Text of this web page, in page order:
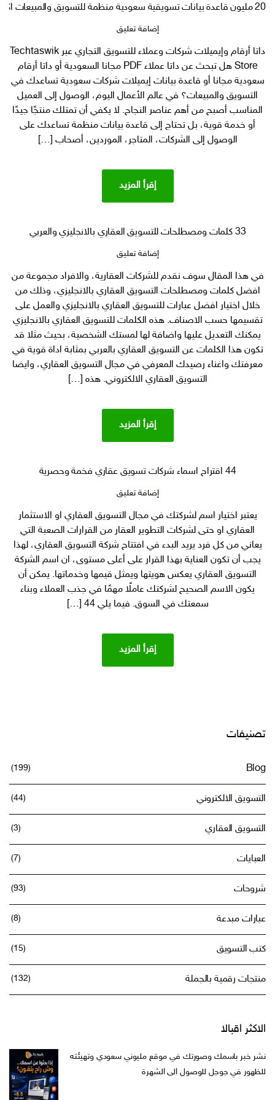
20 مليون قاعدة بيانات تسويقية سعودية منظمة للتسويق والمبيعات اكثر من 20 جيغا داتا خليجية جديدة
إضافة تعليقعلى
مليون
قاعدة
بيانات
تسويقية
سعودية
منظمة
والمبيعات
من
جديدة
داتا أرقام وإيميلات شركات وعملاء للتسويق التجاري عبر Techtaswik
Store هل تبحث عن داتا عملاء PDF مجانا السعودية أو داتا أرقام
سعودية مجانا أو قاعدة بيانات إيميلات شركات سعودية تساعدك في
التسويق والمبيعات؟ في عالم الأعمال اليوم، الوصول إلى العميل
المناسب أصبح من أهم عناصر النجاح. لا يكفي أن تمتلك منتجًا جيدًا
أو خدمة قوية، بل تحتاج إلى قاعدة بيانات منظمة تساعدك على
الوصول إلى الشركات، المتاجر، الموردين، أصحاب […]
إقرأ المزيد
33 كلمات ومصطلحات للتسويق العقاري بالانجليزي والعربي
إضافة تعليقعلى
كلمات
ومصطلحات
للتسويق
العقاري
بالانجليزي
والعربي
في هذا المقال سوف نقدم للشركات العقارية، والافراد مجموعة من
افضل كلمات ومصطلحات التسويق العقاري بالانجليزي، وذلك من
خلال اختيار افضل عبارات للتسويق العقاري بالانجليزي والعمل على
تقسيمها حسب الاصناف. هذه الكلمات للتسويق العقاري بالانجليزي
يمكنك التعديل عليها واضافة لها لمستك الشخصية، بحيث مثلا قد
تكون هذا الكلمات عن التسويق العقاري بالعربي بمثابة اداة قوية في
معرفتك واغناء رصيدك المعرفي في مجال التسويق العقاري، وايضا
التسويق العقاري الالكتروني. هذه […]
إقرأ المزيد
44 اقتراح اسماء شركات تسويق عقاري فخمة وحصرية
إضافة تعليقعلى
اقتراح
اسماء
شركات
تسويق
عقاري
فخمة
وحصرية
يعتبر اختيار اسم لشركتك في مجال التسويق العقاري او الاستثمار
العقاري او حتى لشركات التطوير العقار من القرارات الصعبة التي
يعاني من كل فرد يريد البدء في افتتاح شركة التسويق العقاري، لهذا
يجب أن تكون العناية بهذا القرار على أعلى مستوى، ان اسم الشركة
التسويق العقاري يعكس هويتها ويمثل قيمها وخدماتها. يمكن أن
يكون الاسم الصحيح لشركتك عاملًا مهمًا في جذب العملاء وبناء
سمعتك في السوق. فيما يلي 44 […]
إقرأ المزيد
تصنيفات
Blog
(199)
التسويق الالكتروني (44)
التسويق العقاري (3)
العبايات (7)
شروحات (93)
عبارات مبدعة (8)
كتب التسويق (15)
منتجات رقمية بالجملة (132)
الاكثر اقبالا
نشر خبر باسمك وصورتك في موقع مليوني سعودي وتهيئته
للظهور في جوجل للوصول الى الشهرة